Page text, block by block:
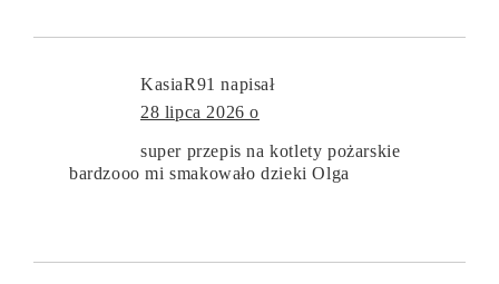
KasiaR91 napisał
28 lipca 2026 o
super przepis na kotlety pożarskie
bardzooo mi smakowało dzieki Olga